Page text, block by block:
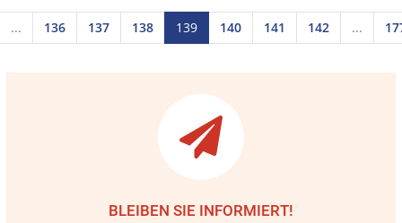
... 136 137 138 139 140 141 142 ...
BLEIBEN SIE INFORMIERT!